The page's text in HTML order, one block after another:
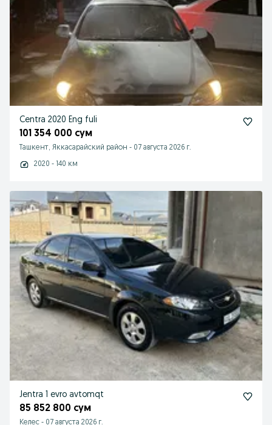
Centra 2020 Eng fuli
101 354 000 сум
Ташкент, Яккасарайский район - 07 августа 2026 г.
2020 - 140 км
Jentra 1 evro avtomqt
85 852 800 сум
Келес - 07 августа 2026 г.